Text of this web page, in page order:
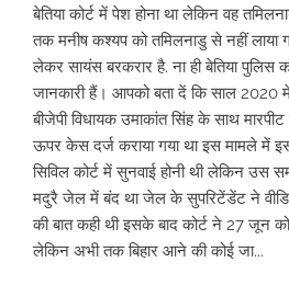
बेतिया कोर्ट में पेश होना था लेकिन वह
तक मनीष कश्यप को तमिलनाडु से नहीं लाया
लेकर सायंस बरकरार है. ना ही बेतिया पुलिस
जानकारी हैं। आपको बता दें कि साल 2020
बीजेपी विधायक उमाकांत सिंह के साथ
ऊपर केस दर्ज कराया गया था इस मामले में
सिविल कोर्ट में सुनवाई होनी थी लेकिन उस
मदुरै जेल में बंद था जेल के सुपरिटेंडेंट ने
की बात कही थी इसके बाद कोर्ट ने 27 जून
लेकिन अभी तक बिहार आने की कोई जा...